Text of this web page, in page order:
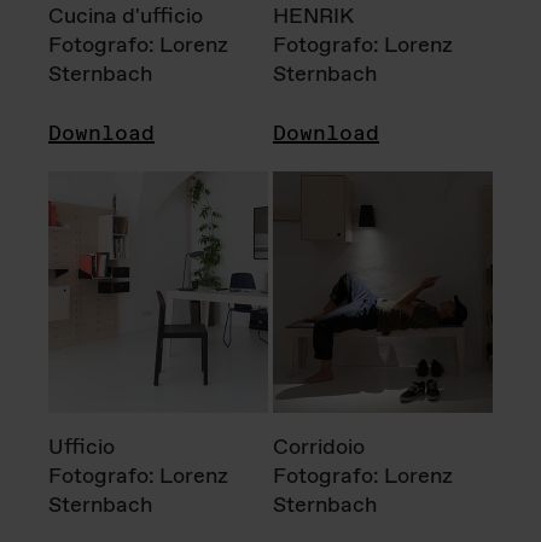
Cucina d'ufficio
Fotografo: Lorenz
Sternbach
Download
HENRIK
Fotografo: Lorenz
Sternbach
Download
Ufficio
Fotografo: Lorenz
Sternbach
Corridoio
Fotografo: Lorenz
Sternbach